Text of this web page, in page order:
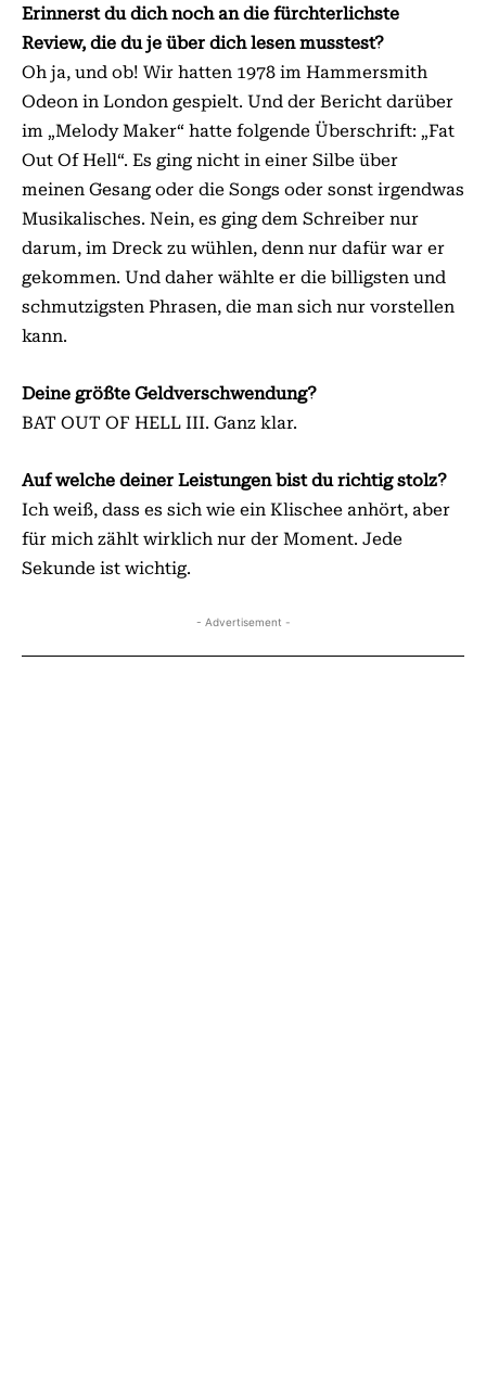
Erinnerst du dich noch an die fürchterlichste
Review, die du je über dich lesen musstest?
Oh ja, und ob! Wir hatten 1978 im Hammersmith
Odeon in London gespielt. Und der Bericht darüber
im „Melody Maker“ hatte folgende Überschrift: „Fat
Out Of Hell“. Es ging nicht in einer Silbe über
meinen Gesang oder die Songs oder sonst irgendwas
Musikalisches. Nein, es ging dem Schreiber nur
darum, im Dreck zu wühlen, denn nur dafür war er
gekommen. Und daher wählte er die billigsten und
schmutzigsten Phrasen, die man sich nur vorstellen
kann.
Deine größte Geldverschwendung?
BAT OUT OF HELL III. Ganz klar.
Auf welche deiner Leistungen bist du richtig stolz?
Ich weiß, dass es sich wie ein Klischee anhört, aber
für mich zählt wirklich nur der Moment. Jede
Sekunde ist wichtig.
- Advertisement -